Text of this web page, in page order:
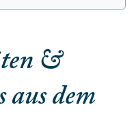
&
aus dem